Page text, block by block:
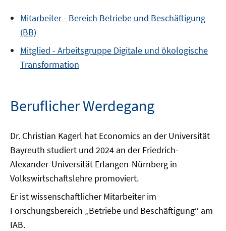
Mitarbeiter - Bereich Betriebe und Beschäftigung
(BB)
Mitglied - Arbeitsgruppe Digitale und ökologische
Transformation
Beruflicher Werdegang
Dr. Christian Kagerl hat Economics an der Universität
Bayreuth studiert und 2024 an der Friedrich-
Alexander-Universität Erlangen-Nürnberg in
Volkswirtschaftslehre promoviert.
Er ist wissenschaftlicher Mitarbeiter im
Forschungsbereich „Betriebe und Beschäftigung“ am
IAB.